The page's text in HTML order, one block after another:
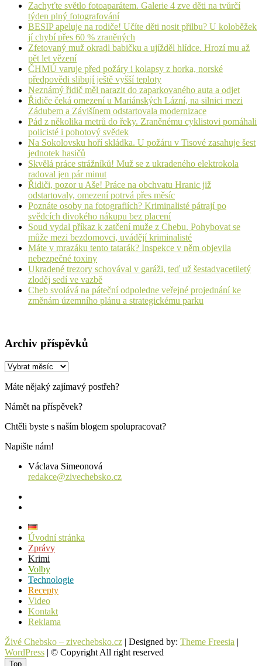
Zachyťte světlo fotoaparátem. Galerie 4 zve děti na tvůrčí
týden plný fotografování
BESIP apeluje na rodiče! Učíte děti nosit přilbu? U koloběžek
jí chybí přes 60 % zraněných
Zfetovaný muž okradl babičku a ujížděl hlídce. Hrozí mu až
pět let vězení
ČHMÚ varuje před požáry i kolapsy z horka, norské
předpovědi slibují ještě vyšší teploty
Neznámý řidič měl narazit do zaparkovaného auta a odjet
Řidiče čeká omezení u Mariánských Lázní, na silnici mezi
Zádubem a Závišínem odstartovala modernizace
Pád z několika metrů do řeky. Zraněnému cyklistovi pomáhali
policisté i pohotový svědek
Na Sokolovsku hoří skládka. U požáru v Tisové zasahuje šest
jednotek hasičů
Skvělá práce strážníků! Muž se z ukradeného elektrokola
radoval jen pár minut
Řidiči, pozor u Aše! Práce na obchvatu Hranic již
odstartovaly, omezení potrvá přes měsíc
Poznáte osoby na fotografiích? Kriminalisté pátrají po
svědcích divokého nákupu bez placení
Soud vydal příkaz k zatčení muže z Chebu. Pohybovat se
může mezi bezdomovci, uvádějí kriminalisté
Máte v mrazáku tento tatarák? Inspekce v něm objevila
nebezpečné toxiny
Ukradené trezory schovával v garáži, teď už šestadvacetiletý
zloděj sedí ve vazbě
Cheb svolává na páteční odpoledne veřejné projednání ke
změnám územního plánu a strategickému parku
Archiv příspěvků
Archiv
Máte nějaký zajímavý postřeh?
Námět na příspěvek?
Chtěli byste s naším blogem spolupracovat?
Napište nám!
Václava Simeonová
redakce@zivechebsko.cz
Úvodní stránka
Zprávy
Krimi
Volby
Technologie
Recepty
Video
Kontakt
Reklama
Živé Chebsko – zivechebsko.cz | Designed by: Theme Freesia |
WordPress | © Copyright All right reserved
Top